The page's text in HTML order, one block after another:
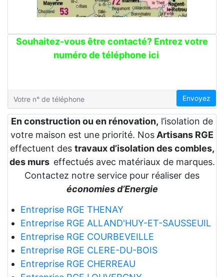
Souhaitez-vous être contacté? Entrez votre
numéro de téléphone ici
Envoyez
En construction ou en rénovation, l’isolation de
votre maison est une priorité. Nos Artisans RGE
effectuent des travaux d’isolation des combles,
des murs effectués avec matériaux de marques.
Contactez notre service pour réaliser des
économies d’Energie
Entreprise RGE THENAY
Entreprise RGE ALLAND'HUY-ET-SAUSSEUIL
Entreprise RGE COURBEVEILLE
Entreprise RGE CLERE-DU-BOIS
Entreprise RGE CHERREAU